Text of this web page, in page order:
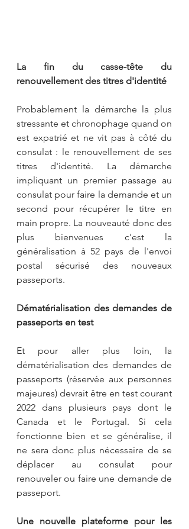
La fin du casse-tête du
renouvellement des titres d'identité
Probablement la démarche la plus
stressante et chronophage quand on
est expatrié et ne vit pas à côté du
consulat : le renouvellement de ses
titres d'identité. La démarche
impliquant un premier passage au
consulat pour faire la demande et un
second pour récupérer le titre en
main propre. La nouveauté donc des
plus bienvenues c'est la
généralisation à 52 pays de l'envoi
postal sécurisé des nouveaux
passeports.
Dématérialisation des demandes de
passeports en test
Et pour aller plus loin, la
dématérialisation des demandes de
passeports (réservée aux personnes
majeures) devrait être en test courant
2022 dans plusieurs pays dont le
Canada et le Portugal. Si cela
fonctionne bien et se généralise, il
ne sera donc plus nécessaire de se
déplacer au consulat pour
renouveler ou faire une demande de
passeport.
Une nouvelle plateforme pour les